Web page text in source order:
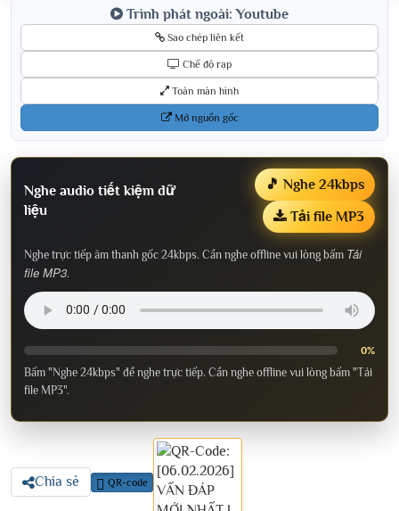
Trình phát ngoài: Youtube
Sao chép liên kết
Chế độ rạp
Toàn màn hình
Mở nguồn gốc
Nghe audio tiết kiệm dữ
liệu
🎵 Nghe 24kbps
Tải file MP3
Nghe trực tiếp âm thanh gốc 24kbps. Cần nghe offline vui lòng bấm Tải
file MP3.
0%
Bấm "Nghe 24kbps" để nghe trực tiếp. Cần nghe offline vui lòng bấm "Tải
file MP3".
Chia sẻ QR-code